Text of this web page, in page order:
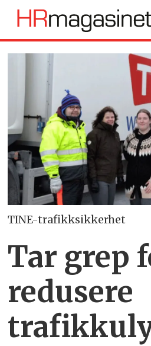
TINE-trafikksikkerhet
Tar grep
redusere